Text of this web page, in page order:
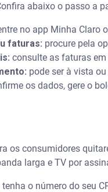
abaixo o passo a
no app Minha Claro
faturas: procure pela
consulte as faturas
pode ser à vista
os dados, gere o
os consumidores
larga e TV por
o número do seu